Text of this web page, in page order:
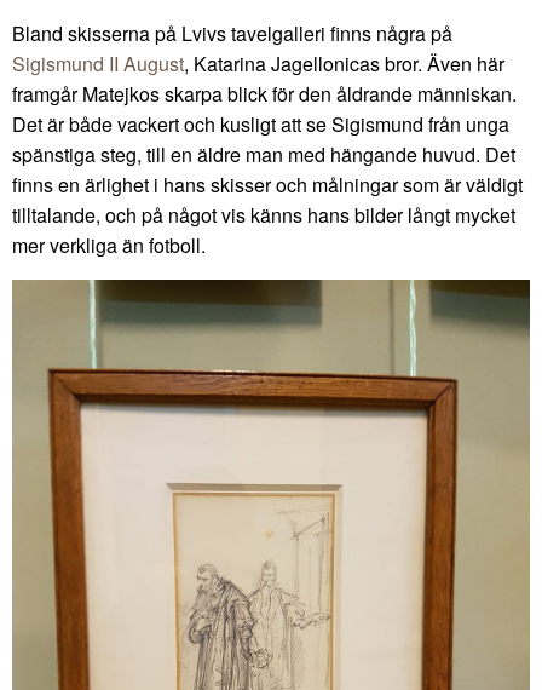
Bland skisserna på Lvivs tavelgalleri finns några på
Sigismund II August, Katarina Jagellonicas bror. Även här
framgår Matejkos skarpa blick för den åldrande människan.
Det är både vackert och kusligt att se Sigismund från unga
spänstiga steg, till en äldre man med hängande huvud. Det
finns en ärlighet i hans skisser och målningar som är väldigt
tilltalande, och på något vis känns hans bilder långt mycket
mer verkliga än fotboll.